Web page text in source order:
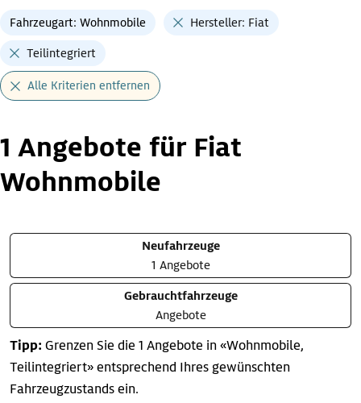
Fahrzeugart: Wohnmobile Hersteller: Fiat
Teilintegriert
Alle Kriterien entfernen
1 Angebote für Fiat
Wohnmobile
Neufahrzeuge
1 Angebote
Gebrauchtfahrzeuge
Angebote
Tipp: Grenzen Sie die 1 Angebote in «Wohnmobile,
Teilintegriert» entsprechend Ihres gewünschten
Fahrzeugzustands ein.